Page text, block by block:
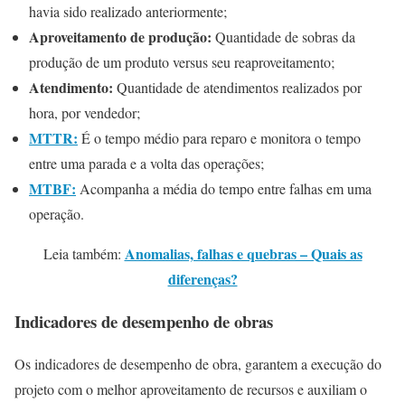
havia sido realizado anteriormente;
Aproveitamento de produção: Quantidade de sobras da
produção de um produto versus seu reaproveitamento;
Atendimento: Quantidade de atendimentos realizados por
hora, por vendedor;
MTTR: É o tempo médio para reparo e monitora o tempo
entre uma parada e a volta das operações;
MTBF: Acompanha a média do tempo entre falhas em uma
operação.
Leia também: Anomalias, falhas e quebras – Quais as
diferenças?
Indicadores de desempenho de obras
Os indicadores de desempenho de obra, garantem a execução do
projeto com o melhor aproveitamento de recursos e auxiliam o